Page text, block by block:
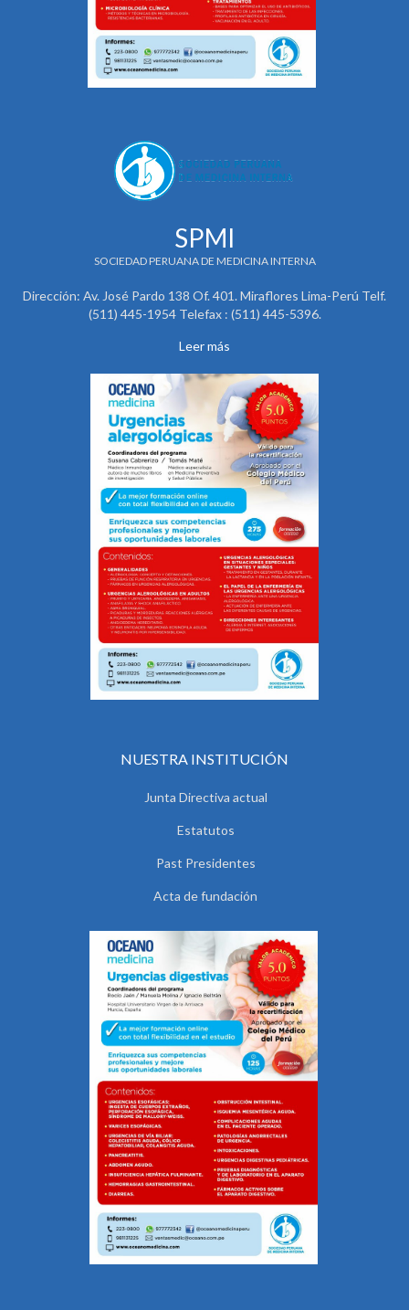
SPMI
SOCIEDAD PERUANA DE MEDICINA INTERNA
Dirección: Av. José Pardo 138 Of. 401. Miraflores Lima-Perú Telf.
(511) 445-1954 Telefax : (511) 445-5396.
Leer más
NUESTRA INSTITUCIÓN
Junta Directiva actual
Estatutos
Past Presidentes
Acta de fundación